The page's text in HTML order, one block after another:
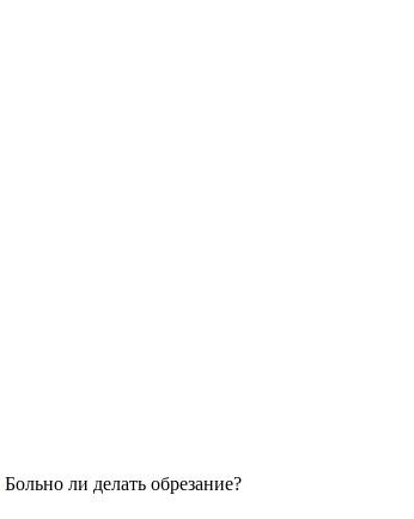
Больно ли делать обрезание?